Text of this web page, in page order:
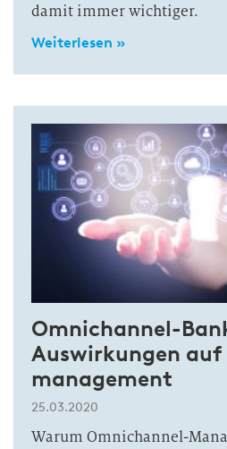
damit immer wichtiger.
Weiterlesen »
Omnichannel-
Aus­wir­kungen
manage­ment
25.03.2020
Warum Omnichannel-